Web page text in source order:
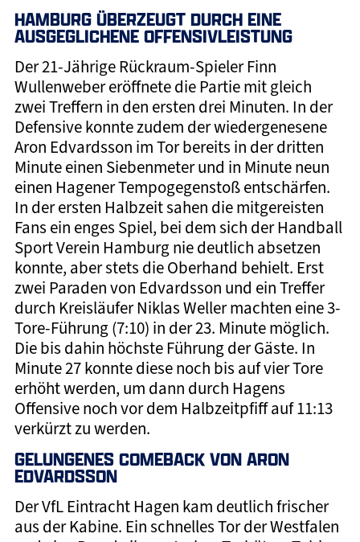
HAMBURG ÜBERZEUGT DURCH EINE
AUSGEGLICHENE OFFENSIVLEISTUNG
Der 21-Jährige Rückraum-Spieler Finn
Wullenweber eröffnete die Partie mit gleich
zwei Treffern in den ersten drei Minuten. In der
Defensive konnte zudem der wiedergenesene
Aron Edvardsson im Tor bereits in der dritten
Minute einen Siebenmeter und in Minute neun
einen Hagener Tempogegenstoß entschärfen.
In der ersten Halbzeit sahen die mitgereisten
Fans ein enges Spiel, bei dem sich der Handball
Sport Verein Hamburg nie deutlich absetzen
konnte, aber stets die Oberhand behielt. Erst
zwei Paraden von Edvardsson und ein Treffer
durch Kreisläufer Niklas Weller machten eine 3-
Tore-Führung (7:10) in der 23. Minute möglich.
Die bis dahin höchste Führung der Gäste. In
Minute 27 konnte diese noch bis auf vier Tore
erhöht werden, um dann durch Hagens
Offensive noch vor dem Halbzeitpfiff auf 11:13
verkürzt zu werden.
GELUNGENES COMEBACK VON ARON
EDVARDSSON
Der VfL Eintracht Hagen kam deutlich frischer
aus der Kabine. Ein schnelles Tor der Westfalen